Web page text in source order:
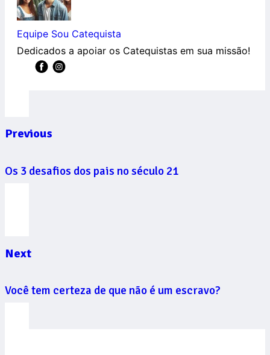
Equipe Sou Catequista
Dedicados a apoiar os Catequistas em sua missão!
Previous
Os 3 desafios dos pais no século 21
Next
Você tem certeza de que não é um escravo?